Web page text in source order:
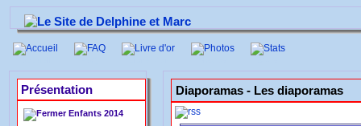
Présentation
Enfants 2014
Diaporamas - Les diaporamas